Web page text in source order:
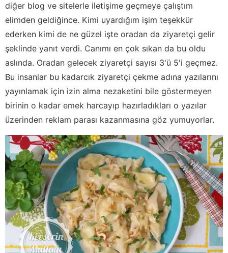
diğer blog ve sitelerle iletişime geçmeye çalıştım
elimden geldiğince. Kimi uyardığım işim teşekkür
ederken kimi de ne güzel işte oradan da ziyaretçi gelir
şeklinde yanıt verdi. Canımı en çok sıkan da bu oldu
aslında. Oradan gelecek ziyaretçi sayısı 3'ü 5'i geçmez.
Bu insanlar bu kadarcık ziyaretçi çekme adına yazılarını
yayınlamak için izin alma nezaketini bile göstermeyen
birinin o kadar emek harcayıp hazırladıkları o yazılar
üzerinden reklam parası kazanmasına göz yumuyorlar.